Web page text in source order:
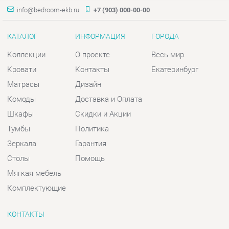
Матрасы
Комоды
Шкафы
Тумбы
Зеркала
Дизайн
Доставка и Оплата
Скидки и Акции
Политика
Гарантия
КОНТАКТЫ
Шоурум и склад самовывоза
Базовый, 47
Телефон: +7 (903) 000-00-00